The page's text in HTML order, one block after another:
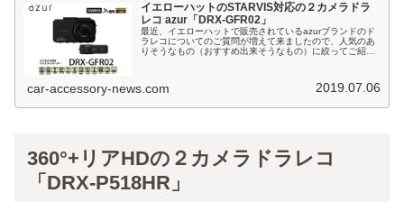
イエローハットのSTARVIS対応の２カメラドラ
レコ azur「DRX-GFR02」
最近、イエローハットで販売されているazurブランドのド
ラレコについてのご質問が増えて来ましたので、人気のあ
りそうなもの（おすすめ出来そうなもの）に絞ってご紹介
car-accessory-news.com 2019.07.06
360°+リアHDの２カメラドラレコ
「DRX-P518HR」